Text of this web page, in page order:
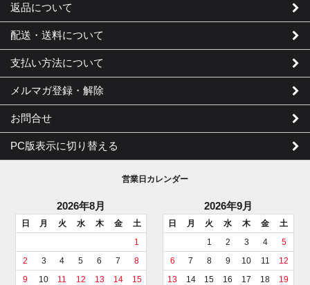
返品について
配送・送料について
支払い方法について
メルマガ登録・解除
お問合せ
PC版表示に切り替える
営業日カレンダー
2026年8月
日 月 火 水 木 金
土
1
2
3 4 5 6 7
8
9
10 11 12 13 14
15
2026年9月
日 月 火 水 木 金
土
1
2 3 4
5
6
7 8 9 10 11
12
13
14 15 16 17 18
19